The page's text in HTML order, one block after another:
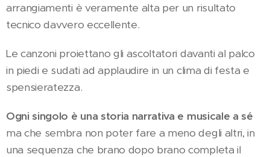
arrangiamenti è veramente alta per un risultato
tecnico davvero eccellente.
Le canzoni proiettano gli ascoltatori davanti al palco
in piedi e sudati ad applaudire in un clima di festa e
spensieratezza.
Ogni singolo è una storia narrativa e musicale a sé
ma che sembra non poter fare a meno degli altri, in
una sequenza che brano dopo brano completa il